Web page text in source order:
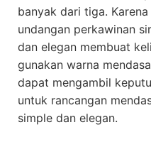
banyak dari tiga.
undangan perkawinan
dan elegan membuat
gunakan warna
dapat mengambil
untuk rancangan
simple dan elegan.